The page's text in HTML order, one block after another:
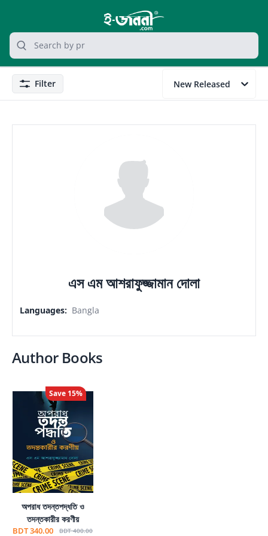
grocery search at header
Search
FilterFilter New Released
এস এম আশরাফুজ্জামান দোলা
Languages: Bangla
Author Books
Save 15%
অপরাধ তদন্তপদ্ধতি ও
তদন্তকারীর করণীয়
BDT 340.00 BDT 400.00